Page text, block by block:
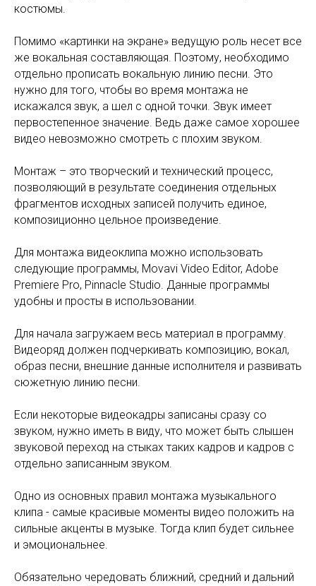
костюмы.
Помимо «картинки на экране» ведущую роль несет все
же вокальная составляющая. Поэтому, необходимо
отдельно прописать вокальную линию песни. Это
нужно для того, чтобы во время монтажа не
искажался звук, а шел с одной точки. Звук имеет
первостепенное значение. Ведь даже самое хорошее
видео невозможно смотреть с плохим звуком.
Монтаж – это творческий и технический процесс,
позволяющий в результате соединения отдельных
фрагментов исходных записей получить единое,
композиционно цельное произведение.
Для монтажа видеоклипа можно использовать
следующие программы, Movavi Video Editor, Adobe
Premiere Pro, Pinnacle Studio. Данные программы
удобны и просты в использовании.
Для начала загружаем весь материал в программу.
Видеоряд должен подчеркивать композицию, вокал,
образ песни, внешние данные исполнителя и развивать
сюжетную линию песни.
Если некоторые видеокадры записаны сразу со
звуком, нужно иметь в виду, что может быть слышен
звуковой переход на стыках таких кадров и кадров с
отдельно записанным звуком.
Одно из основных правил монтажа музыкального
клипа - самые красивые моменты видео положить на
сильные акценты в музыке. Тогда клип будет сильнее
и эмоциональнее.
Обязательно чередовать ближний, средний и дальний